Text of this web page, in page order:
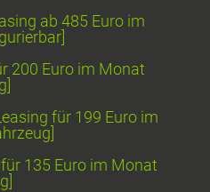
ab 485 Euro im
200 Euro im Monat
für 199 Euro im
135 Euro im Monat